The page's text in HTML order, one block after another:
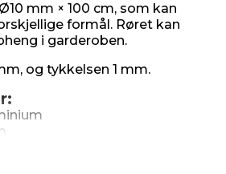
mm × 100 cm, som kan
formål. Røret kan
i garderoben.
og tykkelsen 1 mm.